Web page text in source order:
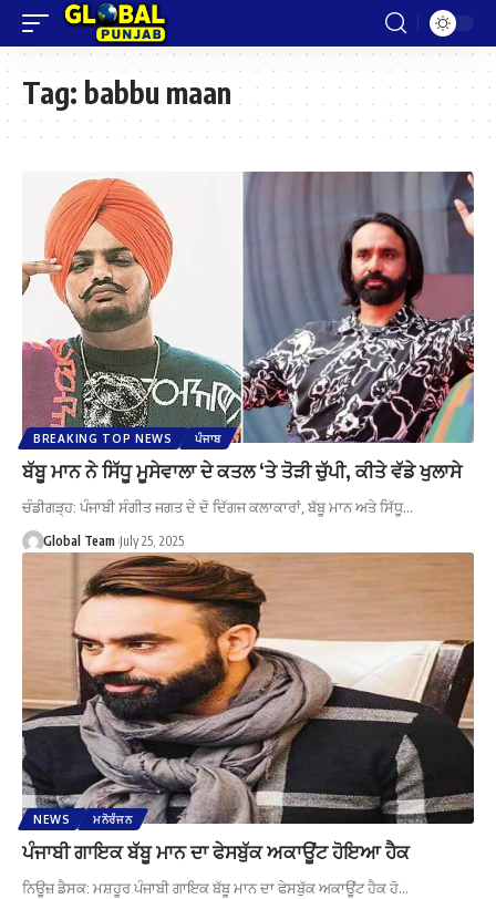
Tag: babbu maan
BREAKING TOP NEWS ਪੰਜਾਬ
ਬੱਬੂ ਮਾਨ ਨੇ ਸਿੱਧੂ ਮੂਸੇਵਾਲਾ ਦੇ ਕਤਲ ‘ਤੇ ਤੋੜੀ ਚੁੱਪੀ, ਕੀਤੇ ਵੱਡੇ ਖੁਲਾਸੇ
ਚੰਡੀਗੜ੍ਹ: ਪੰਜਾਬੀ ਸੰਗੀਤ ਜਗਤ ਦੇ ਦੋ ਦਿੱਗਜ ਕਲਾਕਾਰਾਂ, ਬੱਬੂ ਮਾਨ ਅਤੇ ਸਿੱਧੂ…
Global Team July 25, 2025
NEWS ਮਨੋਰੰਜਨ
ਪੰਜਾਬੀ ਗਾਇਕ ਬੱਬੂ ਮਾਨ ਦਾ ਫੇਸਬੁੱਕ ਅਕਾਊਂਟ ਹੋਇਆ ਹੈਕ
ਨਿਊਜ਼ ਡੈਸਕ: ਮਸ਼ਹੂਰ ਪੰਜਾਬੀ ਗਾਇਕ ਬੱਬੂ ਮਾਨ ਦਾ ਫੇਸਬੁੱਕ ਅਕਾਊਂਟ ਹੈਕ ਹੋ…